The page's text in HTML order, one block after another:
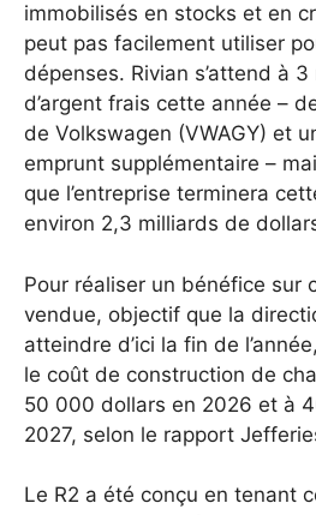
immobilisés en stocks et en
peut pas facilement utiliser
dépenses. Rivian s’attend à
d’argent frais cette année –
de Volkswagen (VWAGY) et
emprunt supplémentaire –
que l’entreprise terminera
environ 2,3 milliards de
Pour réaliser un bénéfice sur
vendue, objectif que la
atteindre d’ici la fin de
le coût de construction de
50 000 dollars en 2026 et à
2027, selon le rapport
Le R2 a été conçu en tenant